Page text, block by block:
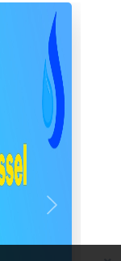
Suivant